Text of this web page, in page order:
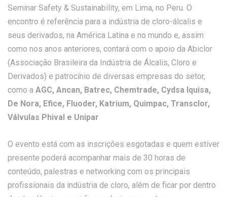
Seminar Safety & Sustainability, em Lima, no Peru. O
encontro é referência para a indústria de cloro-álcalis e
seus derivados, na América Latina e no mundo e, assim
como nos anos anteriores, contará com o apoio da Abiclor
(Associação Brasileira da Indústria de Álcalis, Cloro e
Derivados) e patrocínio de diversas empresas do setor,
como a AGC, Ancan, Batrec, Chemtrade, Cydsa Iquisa,
De Nora, Efice, Fluoder, Katrium, Quimpac, Transclor,
Válvulas Phival e Unipar
O evento está com as inscrições esgotadas e quem estiver
presente poderá acompanhar mais de 30 horas de
conteúdo, palestras e networking com os principais
profissionais da indústria de cloro, além de ficar por dentro